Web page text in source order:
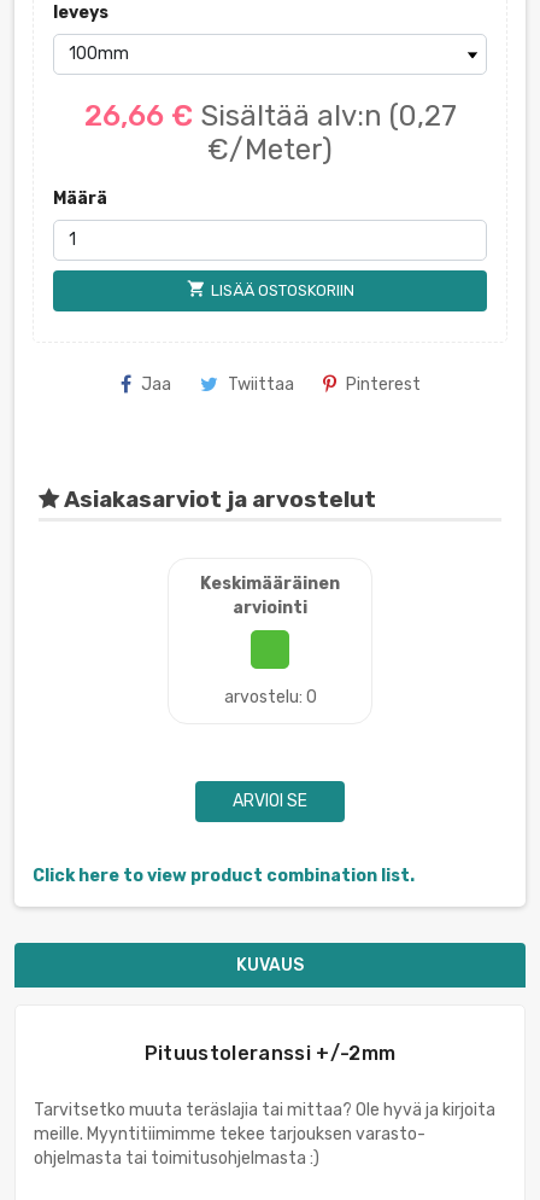
leveys
26,66 € Sisältää alv:n (0,27
€/Meter)
Määrä
shopping_cart LISÄÄ OSTOSKORIIN
Jaa Twiittaa Pinterest
Asiakasarviot ja arvostelut
Keskimääräinen
arviointi
arvostelu: 0
ARVIOI SE
Click here to view product combination list.
KUVAUS
Pituustoleranssi +/-2mm
Tarvitsetko muuta teräslajia tai mittaa? Ole hyvä ja kirjoita
meille. Myyntitiimimme tekee tarjouksen varasto-
ohjelmasta tai toimitusohjelmasta :)